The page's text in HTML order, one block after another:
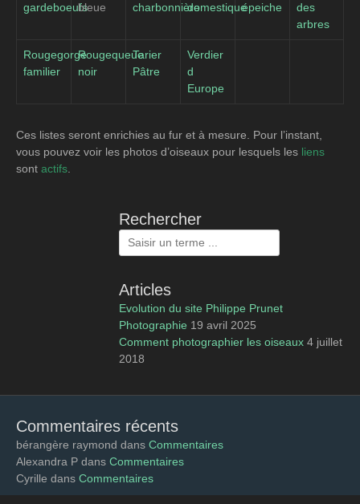
gardeboeufsbleue
charbonnièredomestiqueépeiche
des
arbres
Rougegorge
familier
Rougequeue
noir
Tarier
Pâtre
Verdier
d
Europe
Ces listes seront enrichies au fur et à mesure. Pour l’instant,
vous pouvez voir les photos d’oiseaux pour lesquels les liens
sont actifs
Rechercher
Rechercher :
Articles
Evolution du site Philippe Prunet
Photographie 19 avril 2025
Comment photographier les oiseaux 4 juillet
2018
Commentaires récents
bérangère raymond dans Commentaires
Alexandra P dans Commentaires
Cyrille dans Commentaires